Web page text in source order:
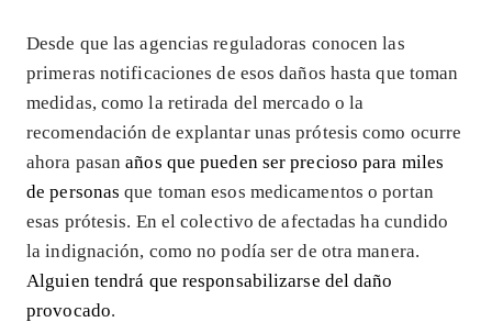
Desde que las agencias reguladoras conocen las
primeras notificaciones de esos daños hasta que toman
medidas, como la retirada del mercado o la
recomendación de explantar unas prótesis como ocurre
ahora pasanaños que pueden ser precioso para miles
de personas que toman esos medicamentos o portan
esas prótesis. En el colectivo de afectadas ha cundido
la indignación, como no podía ser de otra manera.
Alguien tendrá que responsabilizarse del daño
provocado.